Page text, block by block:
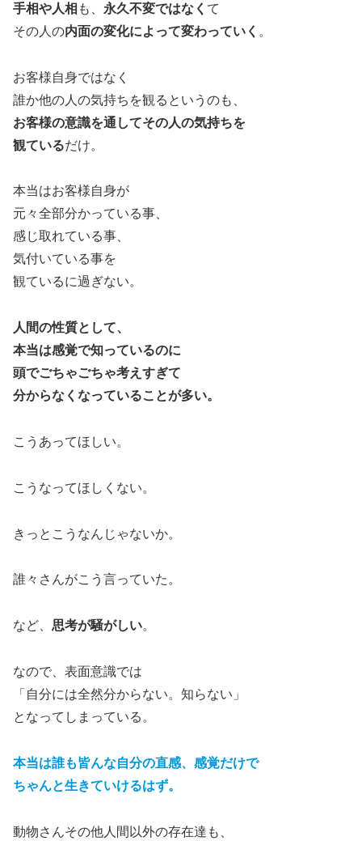
手相や人相 も、 永久不変ではなく て
その人の内面の変化によって変わっていく 。
お客様自身ではなく
誰か他の人の気持ちを観るというのも、
お客様の意識を通してその人の気持ちを
観ているだけ。
本当はお客様自身が
元々全部分かっている事、
感じ取れている事、
気付いている事を
観ているに過ぎない。
人間の性質として、
本当は感覚で知っているのに
頭でごちゃごちゃ考えすぎて
分からなくなっていることが多い。
こうあってほしい。
こうなってほしくない。
きっとこうなんじゃないか。
誰々さんがこう言っていた。
など、 思考が騒がしい。
なので、表面意識では
「自分には全然分からない。知らない」
となってしまっている。
本当は誰も皆んな自分の直感、感覚だけで
ちゃんと生きていけるはず。
動物さんその他人間以外の存在達も、